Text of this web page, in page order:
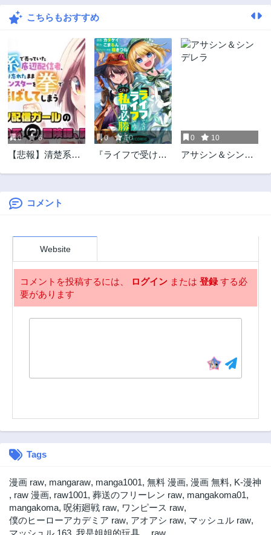
こちらもおすすめ
0 6
【悲報】清楚系で
信を切り忘れたま
まSS級モンスター
0 10
『ライフで受けて
@COMIC
0 10
アサシン＆シンデ
コメント
Website
コメントを投稿するには、 ログイン または 登録する必
要があります
Tags
漫画 raw, mangaraw, manga1001, 無料 漫画, 漫画 無料, K-漫神
, raw 漫画, raw1001, 葬送のフリーレン raw, mangakoma01,
mangakoma, 呪術廻戦 raw, ワンピース raw,
僕のヒーローアカデミア raw, アオアシ raw, マッシュル raw,
マッシュル 163 我是姐姐的玩具。 raw